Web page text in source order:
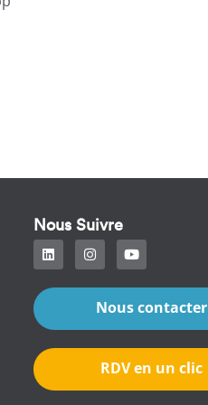
Nous Suivre
Nous contacter
RDV en un clic